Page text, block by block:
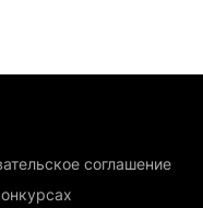
соглашение